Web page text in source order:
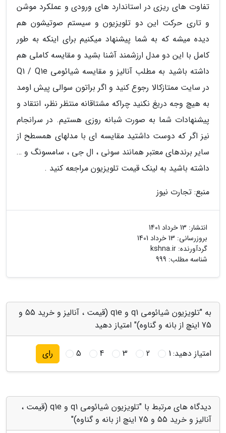
تفاوت های ریزی در استاندارد های ورودی و عملکرد موشن
و تاری حرکت این دو تلویزیون و سیستم صوتیشون هم
دیده میشه که به شما پیشنهاد میکنیم برای اینکه به طور
کامل با این دو مدل ارزشمند آشنا بشید و مقایسه کاملی هم
داشته باشید به مطلب آنالیز و مقایسه شیائومی Q1 / Q1e
در سایت ممتازکالا رجوع کنید و اگر براتون سوالی پیش اومد
به هیچ وجه دریغ نکنید چراکه مشتاقانه منتظر نظر، انتقاد و
پیشنهادات شما به صورت شبانه روزی هستیم. در سرانجام
نیز اگر که دوست داشتید مقایسه ای با مدلهای همسطح از
سایر برندهای معتبر همانند سونی ، ال جی ، سامسونگ و …
داشته باشید به لینک قیمت تلویزیون مراجعه کنید .
منبع: تجارت نیوز
انتشار: 13 خرداد 1401
بروزرسانی: 13 خرداد 1401
گردآورنده: kshna.ir
شناسه مطلب: 999
به "تلویزیون شیائومی q1 و q1e (قیمت ، آنالیز و خرید 55 و
75 اینچ از بانه و گناوه)" امتیاز دهید
امتیاز دهید:1
2
3
4
5 رای
دیدگاه های مرتبط با "تلویزیون شیائومی q1 و q1e (قیمت ،
آنالیز و خرید 55 و 75 اینچ از بانه و گناوه)"